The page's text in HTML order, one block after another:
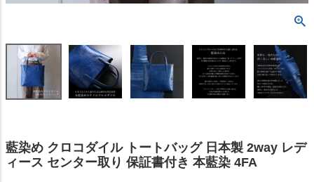
藍染め クロコダイル トートバッグ 日本製 2way レデ
ィース センター取り 保証書付き 本藍染 4FA